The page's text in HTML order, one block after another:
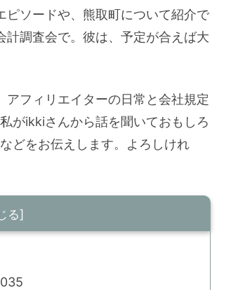
ソードや、熊取町について紹介で
調査会で。彼は、予定が合えば大
フィリエイターの日常と会社規定
がikkiさんから話を聞いておもしろ
どをお伝えします。よろしけれ